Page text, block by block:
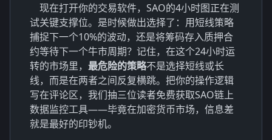
现在打开你的交易软件，SAO的4小时图正在测
试关键支撑位。是时候做出选择了：用短线策略
捕捉下一个10%的波动，还是将筹码存入质押合
约等待下一个牛市周期？记住，在这个24小时运
转的市场里， 最危险的策略不是选择短线或长
线，而是在两者之间反复横跳。把你的操作逻辑
写在评论区，我们抽三位读者免费获取SAO链上
数据监控工具——毕竟在加密货币市场，信息差
就是最好的印钞机。